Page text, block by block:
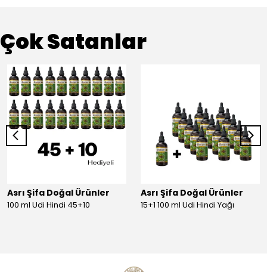
Çok Satanlar
Asrı Şifa Doğal Ürünler
100 ml Udi Hindi 45+10
Asrı Şifa Doğal Ürünler
15+1 100 ml Udi Hindi Yağı